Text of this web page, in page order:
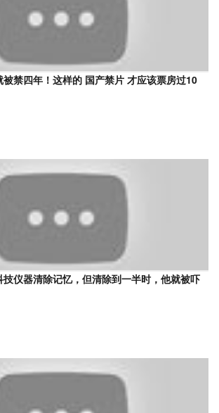
被禁四年！这样的 国产禁片 才应该票房过10
技仪器清除记忆，但清除到一半时，他就被吓